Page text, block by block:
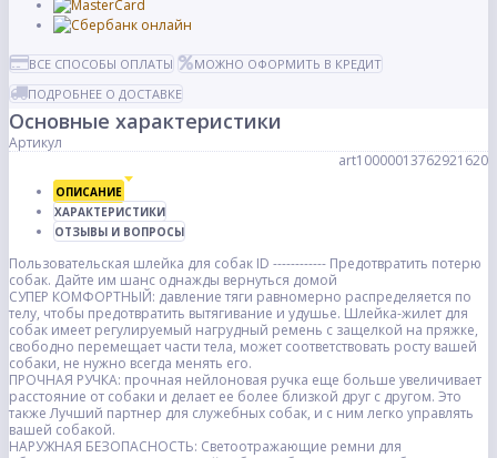
ВСЕ СПОСОБЫ ОПЛАТЫ
МОЖНО ОФОРМИТЬ В КРЕДИТ
ПОДРОБНЕЕ О ДОСТАВКЕ
Основные характеристики
Артикул
art10000013762921620
ОПИСАНИЕ
ХАРАКТЕРИСТИКИ
ОТЗЫВЫ И ВОПРОСЫ
Пользовательская шлейка для собак ID ------------ Предотвратить потерю
собак. Дайте им шанс однажды вернуться домой
СУПЕР КОМФОРТНЫЙ: давление тяги равномерно распределяется по
телу, чтобы предотвратить вытягивание и удушье. Шлейка-жилет для
собак имеет регулируемый нагрудный ремень с защелкой на пряжке,
свободно перемещает части тела, может соответствовать росту вашей
собаки, не нужно всегда менять его.
ПРОЧНАЯ РУЧКА: прочная нейлоновая ручка еще больше увеличивает
расстояние от собаки и делает ее более близкой друг с другом. Это
также Лучший партнер для служебных собак, и с ним легко управлять
вашей собакой.
НАРУЖНАЯ БЕЗОПАСНОСТЬ: Светоотражающие ремни для